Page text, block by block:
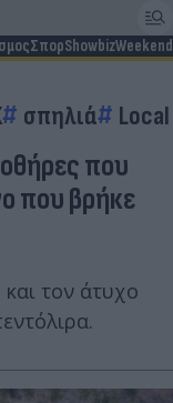
ΣπορShowbizWeekend
σπηλιά
που
που βρήκε
τον άτυχο